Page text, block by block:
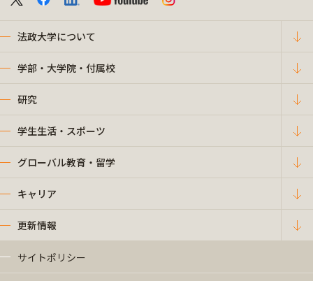
法政大学について
学部・大学院・付属校
研究
学生生活・スポーツ
グローバル教育・留学
キャリア
更新情報
サイトポリシー